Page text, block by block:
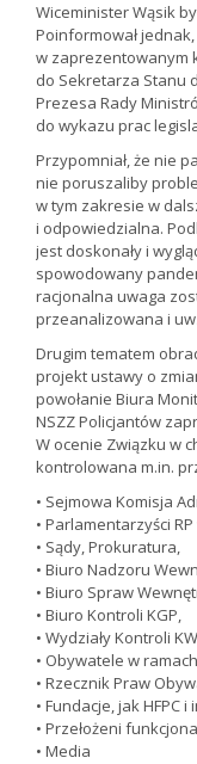
Wiceminister Wąsik
Poinformował
w zaprezentowanym
do Sekretarza Stanu
Prezesa Rady
do wykazu prac
Przypomniał, że nie
nie poruszaliby
w tym zakresie w
i odpowiedzialna.
jest doskonały i
spowodowany
racjonalna uwaga
przeanalizowana i
Drugim tematem
projekt ustawy o
powołanie Biura
NSZZ Policjantów
W ocenie Związku w
kontrolowana m.in.
• Sejmowa Komisja
• Parlamentarzyści
• Sądy, Prokuratura,
• Biuro Nadzoru
• Biuro Spraw
• Biuro Kontroli KGP,
• Wydziały Kontroli
• Obywatele w
• Rzecznik Praw
• Fundacje, jak HFPC
• Przełożeni
• Media